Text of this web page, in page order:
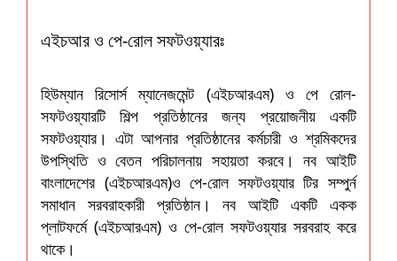
এইচআর ও পে-রোল সফটওয়্যারঃ
হিউম্যান রিসোর্স ম্যানেজমেন্ট (এইচআরএম) ও পে রোল-
সফটওয়্যারটি শিল্প প্রতিষ্ঠানের জন্য প্রয়োজনীয় একটি
সফটওয়্যার। এটা আপনার প্রতিষ্ঠানের কর্মচারী ও শ্রমিকদের
উপস্থিতি ও বেতন পরিচালনায় সহায়তা করবে। নব আইটি
বাংলাদেশের (এইচআরএম)ও পে-রোল সফটওয়্যার টির সম্পুর্ন
সমাধান সরবরাহকারী প্রতিষ্ঠান। নব আইটি একটি একক
প্লাটফর্মে (এইচআরএম) ও পে-রোল সফটওয়্যার সরবরাহ করে
থাকে।